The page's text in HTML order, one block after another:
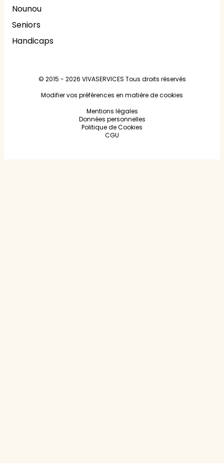
Nounou
Seniors
Handicaps
© 2015 - 2026 VIVASERVICES Tous droits réservés
Modifier vos préférences en matière de cookies
Mentions légales
Données personnelles
Politique de Cookies
CGU